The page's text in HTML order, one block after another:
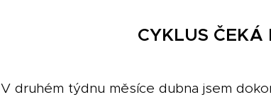
CYKLUS
V druhém týdnu měsíce dubna jsem